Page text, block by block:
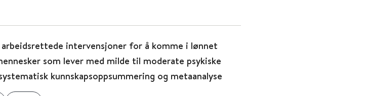
intervensjoner for å komme i lønnet
som lever med milde til moderate psykiske
kunnskapsoppsummering og metaanalyse